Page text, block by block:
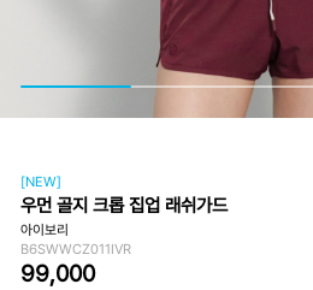
[NEW]
우먼 골지 크롭 집업 래쉬가드
아이보리
B6SWWCZ011IVR
99,000